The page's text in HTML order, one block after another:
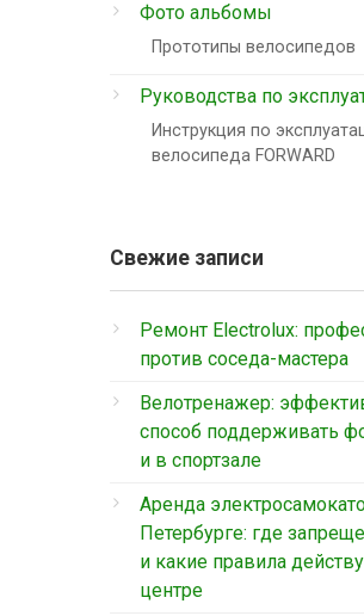
Фото альбомы
Прототипы велосипедов
Руководства по
Инструкция по
велосипеда FORWARD
Свежие записи
Ремонт Electrolux:
против соседа-мастера
Велотренажер:
способ поддерживать
и в спортзале
Аренда
Петербурге: где
и какие правила
центре